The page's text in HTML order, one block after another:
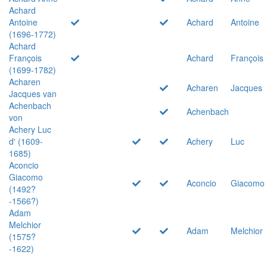
Achard
Antoine
(1696-1772)
Achard
Antoine
Achard
François
(1699-1782)
Achard
François
Acharen
Jacques van
Acharen
Jacques
Achenbach
von
Achenbach
Achery Luc
d' (1609-
1685)
Achery
Luc
Aconcio
Giacomo
(1492?
-1566?)
Aconcio Giacomo
Adam
Melchior
(1575?
-1622)
Adam Melchior